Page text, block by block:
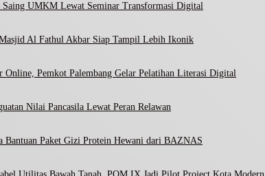
Saing UMKM Lewat Seminar Transformasi Digital
Al Fathul Akbar Siap Tampil Lebih Ikonik
Online, Pemkot Palembang Gelar Pelatihan Literasi Digital
Nilai Pancasila Lewat Peran Relawan
Bantuan Paket Gizi Protein Hewani dari BAZNAS